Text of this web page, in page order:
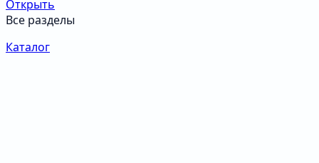
Открыть
Все разделы
Каталог